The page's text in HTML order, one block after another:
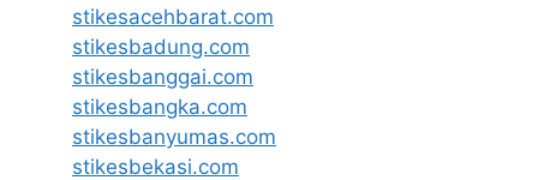
stikesacehbarat.com
stikesbadung.com
stikesbanggai.com
stikesbangka.com
stikesbanyumas.com
stikesbekasi.com